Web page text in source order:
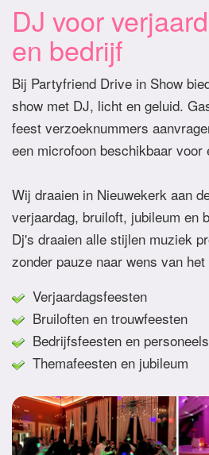
DJ voor
en bedrijf
Bij Partyfriend Drive in Show
show met DJ, licht en geluid.
feest verzoeknummers
een microfoon beschikbaar
Wij draaien in Nieuwekerk aan
verjaardag, bruiloft, jubileum en
Dj's draaien alle stijlen muziek
zonder pauze naar wens van het
Verjaardagsfeesten
Bruiloften en trouwfeesten
Bedrijfsfeesten en
Themafeesten en jubileum